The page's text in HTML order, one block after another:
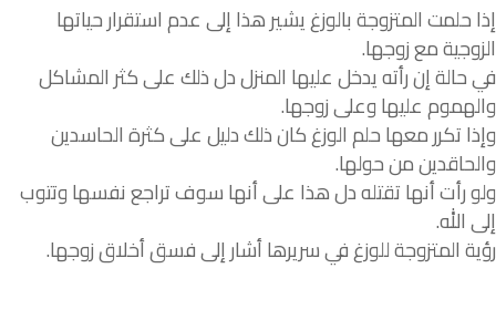
إذاحلمتالمتزوجةبالوزغيشيرهذاإلىعدماستقرارحياتها
الزوجيةمعزوجها.
في حالة إنرأتهيدخلعليها المنزلدلذلكعلىكثرالمشاكل
والهمومعليهاوعلىزوجها.
وإذاتكررمعهاحلمالوزغكانذلكدليلعلىكثرةالحاسدين
والحاقدينمنحولها.
ولورأتأنهاتقتلهدلهذا علىأنهاسوفتراجعنفسهاوتتوب
إلىالله.
رؤيةالمتزوجةللوزغفيسريرهاأشارإلىفسقأخلاقزوجها.